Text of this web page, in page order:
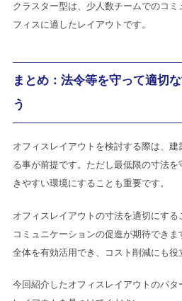
クラスター型は、少人数チームでのコ
フィスに適したレイアウトです。
まとめ：法令等を守って適切
う
オフィスレイアウトを検討する際は、
る事が前提です。ただし最低限の寸法
きやすい環境にすることも重要です。
オフィスレイアウトの寸法を適切にす
コミュニケーションの促進が期待でき
全体を有効活用でき、コスト削減にも役
今回紹介したオフィスレイアウトのパ